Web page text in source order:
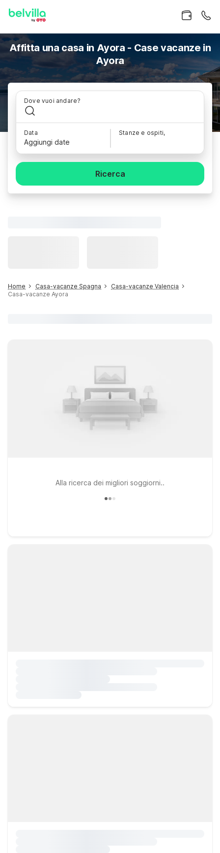
Affitta una casa in Ayora - Case vacanze in
Ayora
Dove vuoi andare?
Data
Aggiungi date
Stanze e ospiti,
Ricerca
Home Casa-vacanze Spagna
Casa-vacanze Valencia
Casa-vacanze Ayora
Alla ricerca dei migliori soggiorni..